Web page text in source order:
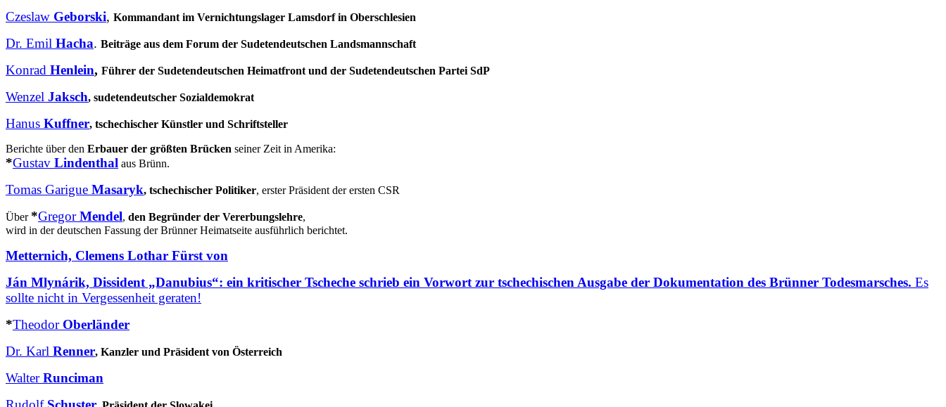
Czeslaw Geborski, Kommandant im Vernichtungslager Lamsdorf in Oberschlesien
Dr. Emil Hacha. Beiträge aus dem Forum der Sudetendeutschen Landsmannschaft
Konrad Henlein, Führer der Sudetendeutschen Heimatfront und der Sudetendeutschen Partei SdP
Wenzel Jaksch, sudetendeutscher Sozialdemokrat
Hanus Kuffner, tschechischer Künstler und Schriftsteller
Berichte über den Erbauer der größten Brücken seiner Zeit in Amerika:
*Gustav Lindenthal aus Brünn.
Tomas Garigue Masaryk, tschechischer Politiker, erster Präsident der ersten CSR
Über *GregorMendel, den Begründer der Vererbungslehre,
wird in der deutschen Fassung der Brünner Heimatseite ausführlich berichtet.
Metternich, Clemens Lothar Fürst von
Ján Mlynárik, Dissident „Danubius“: ein kritischer Tscheche schrieb ein Vorwort zur tschechischen Ausgabe der Dokumentation des Brünner Todesmarsches. Es
sollte nicht in Vergessenheit geraten!
*Theodor Oberländer
Dr. Karl Renner, Kanzler und Präsident von Österreich
WalterRunciman